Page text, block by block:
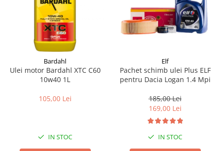
Bardahl
Ulei motor Bardahl XTC C60
10w40 1L
105,00 Lei
IN STOC
Elf
Pachet schimb ulei Plus ELF
pentru Dacia Logan 1.4 Mpi
185,00 Lei
169,00 Lei
IN STOC